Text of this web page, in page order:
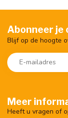
Meer
Heeft u vragen of
Abonneer je
Blijf op de hoogte